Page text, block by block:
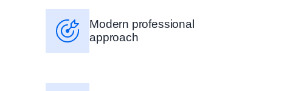
Modern professional
approach